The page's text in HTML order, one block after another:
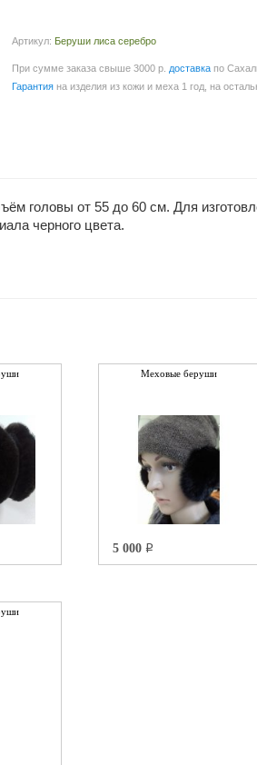
Артикул: Беруши лиса серебро
При сумме заказа свыше 3000 р. доставка по
Гарантия на изделия из кожи и меха 1 год, на
головы от 55 до 60 см. Для
черного цвета.
Меховые беруши
5 000 q